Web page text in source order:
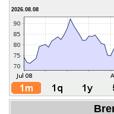
2026.08.08